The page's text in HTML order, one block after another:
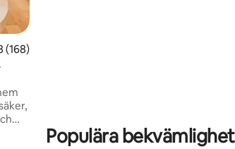
5 i genomsnittligt betyg, 168 omdömen
(168)
Populära